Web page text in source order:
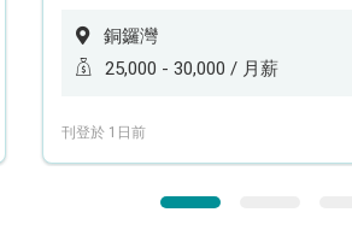
銅鑼灣
25,000 - 30,000 / 月薪
刊登於 1日前